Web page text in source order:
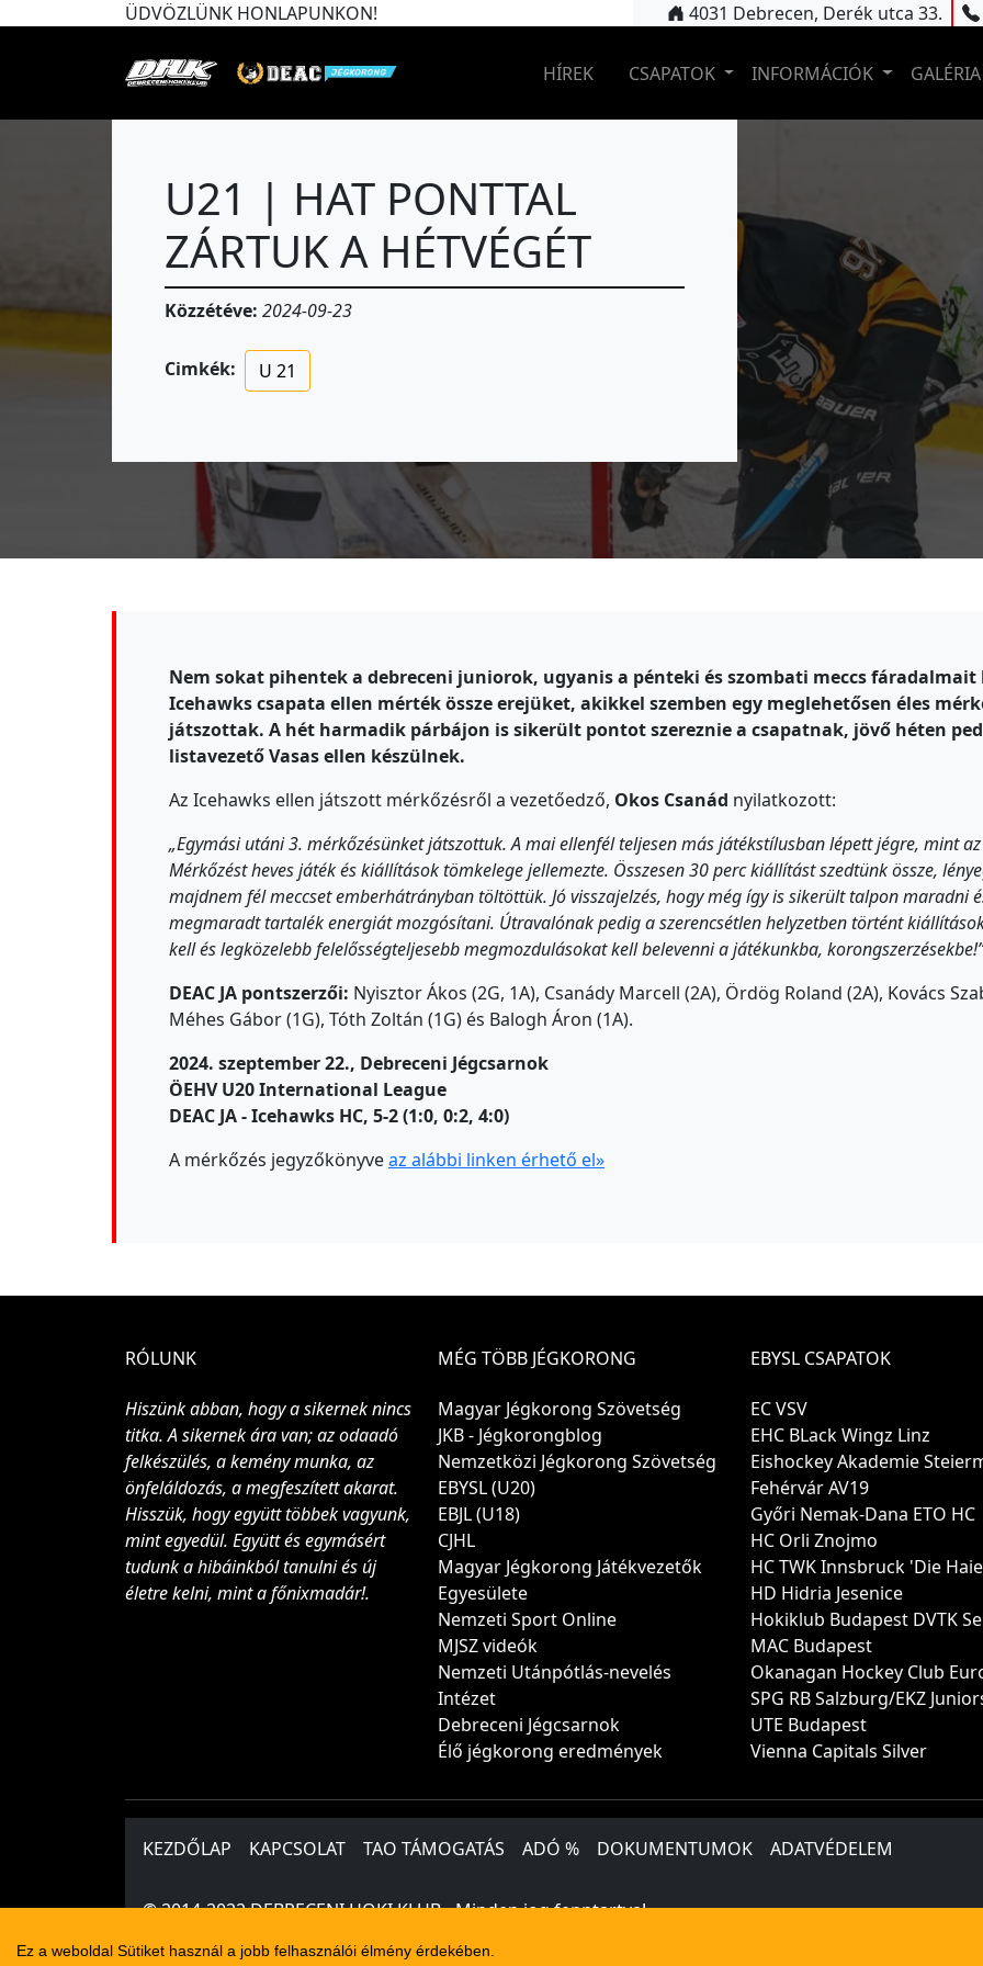
ÜDVÖZLÜNK HONLAPUNKON! 4031 Debrecen, Derék utca 33.
HÍREK CSAPATOK INFORMÁCIÓK GALÉRIA
U21 | HAT PONTTAL
ZÁRTUK A HÉTVÉGÉT
Közzétéve: 2024-09-23
Cimkék: U 21
Nem sokat pihentek a debreceni juniorok, ugyanis a pénteki és szombati meccs fáradalmait
Icehawks csapata ellen mérték össze erejüket, akikkel szemben egy meglehetősen éles
játszottak. A hét harmadik párbájon is sikerült pontot szereznie a csapatnak, jövő héten
listavezető Vasas ellen készülnek.
Az Icehawks ellen játszott mérkőzésről a vezetőedző, Okos Csanád nyilatkozott:
„Egymási utáni 3. mérkőzésünket játszottuk. A mai ellenfél teljesen más játékstílusban lépett jégre, mint
Mérkőzést heves játék és kiállítások tömkelege jellemezte. Összesen 30 perc kiállítást szedtünk össze,
majdnem fél meccset emberhátrányban töltöttük. Jó visszajelzés, hogy még így is sikerült talpon maradni
megmaradt tartalék energiát mozgósítani. Útravalónak pedig a szerencsétlen helyzetben történt
kell és legközelebb felelősségteljesebb megmozdulásokat kell belevenni a játékunkba, korongszerzésekbe!”
DEAC JA pontszerzői: Nyisztor Ákos (2G, 1A), Csanády Marcell (2A), Ördög Roland (2A), Kovács
Méhes Gábor (1G), Tóth Zoltán (1G) és Balogh Áron (1A).
2024. szeptember 22., Debreceni Jégcsarnok
ÖEHV U20 International League
DEAC JA - Icehawks HC, 5-2 (1:0, 0:2, 4:0)
A mérkőzés jegyzőkönyveaz alábbi linken érhető el»
RÓLUNK
Hiszünk abban, hogy a sikernek nincs
titka. A sikernek ára van; az odaadó
felkészülés, a kemény munka, az
önfeláldozás, a megfeszített akarat.
Hisszük, hogy együtt többek vagyunk,
mint egyedül. Együtt és egymásért
tudunk a hibáinkból tanulni és új
életre kelni, mint a főnixmadár!.
MÉG TÖBB JÉGKORONG
Magyar Jégkorong Szövetség
JKB - Jégkorongblog
Nemzetközi Jégkorong Szövetség
EBYSL (U20)
EBJL (U18)
CJHL
Magyar Jégkorong Játékvezetők
Egyesülete
Nemzeti Sport Online
MJSZ videók
Nemzeti Utánpótlás-nevelés
Intézet
Debreceni Jégcsarnok
Élő jégkorong eredmények
EBYSL CSAPATOK
EC VSV
EHC BLack Wingz Linz
Eishockey Akademie
Fehérvár AV19
Győri Nemak-Dana ETO HC
HC Orli Znojmo
HC TWK Innsbruck 'Die
HD Hidria Jesenice
Hokiklub Budapest DVTK
MAC Budapest
Okanagan Hockey Club
SPG RB Salzburg/EKZ
UTE Budapest
Vienna Capitals Silver
KEZDŐLAP KAPCSOLAT TAO TÁMOGATÁS ADÓ % DOKUMENTUMOK ADATVÉDELEM
© 2014-2022 DEBRECENI HOKI KLUB - Minden jog fenntartva!
Ez a weboldal Sütiket használ a jobb felhasználói élmény érdekében.